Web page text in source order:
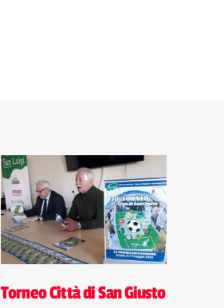
Torneo Città di San Giusto